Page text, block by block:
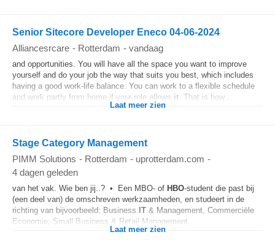
Senior Sitecore Developer Eneco 04-06-2024
Alliancesrcare - Rotterdam - vandaag
and opportunities. You will have all the space you want to improve
yourself and do your job the way that suits you best, which includes
having a good work-life balance. You can work to a flexible schedule
and work partly from home if your role allows it . That is how...
Laat meer zien
Stage Category Management
PIMM Solutions - Rotterdam - uprotterdam.com -
4 dagen geleden
van het vak. Wie ben jij..? • Een MBO- of HBO-student die past bij
(een deel van) de omschreven werkzaamheden, en studeert in de
richting van bijvoorbeeld: Business IT & Management, Commerciële
Economie, Small Business & Retail Management...
Laat meer zien